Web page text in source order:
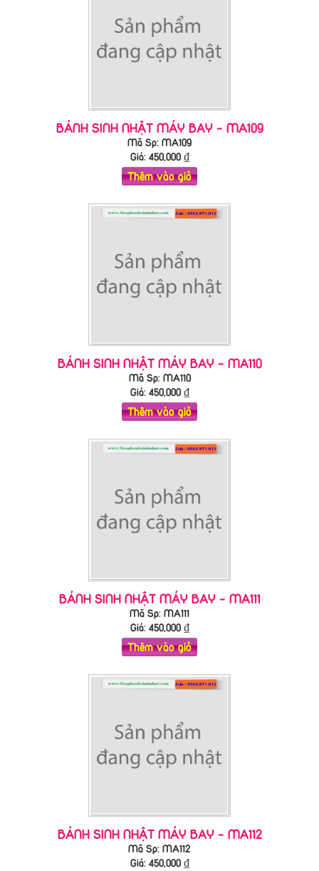
BÁNH SINH NHẬT MÁY BAY - MA109
Mã Sp: MA109
Giá: 450,000₫
Thêm vào giỏ
BÁNH SINH NHẬT MÁY BAY - MA110
Mã Sp: MA110
Giá: 450,000₫
Thêm vào giỏ
BÁNH SINH NHẬT MÁY BAY - MA111
Mã Sp: MA111
Giá: 450,000₫
Thêm vào giỏ
BÁNH SINH NHẬT MÁY BAY - MA112
Mã Sp: MA112
Giá: 450,000₫